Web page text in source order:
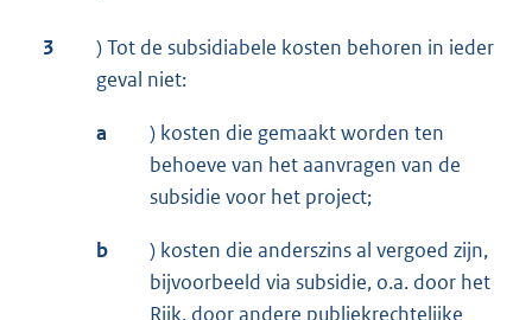
3
) Tot de subsidiabele kosten behoren in ieder
geval niet:
a
) kosten die gemaakt worden ten
behoeve van het aanvragen van de
subsidie voor het project;
b
) kosten die anderszins al vergoed zijn,
bijvoorbeeld via subsidie, o.a. door het
Rijk, door andere publiekrechtelijke